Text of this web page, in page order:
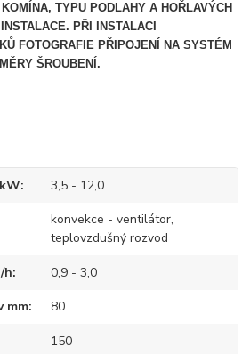
TYPU PODLAHY A HOŘLAVÝCH
PŘI INSTALACI
FOTOGRAFIE PŘIPOJENÍ NA SYSTÉM
ŠROUBENÍ.
3,5 - 12,0
konvekce - ventilátor,
teplovzdušný rozvod
h 0,9 - 3,0
mm 80
150